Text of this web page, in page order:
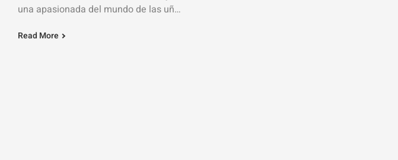
una apasionada del mundo de las uñas
calidad de su trabajo. Por
Read More